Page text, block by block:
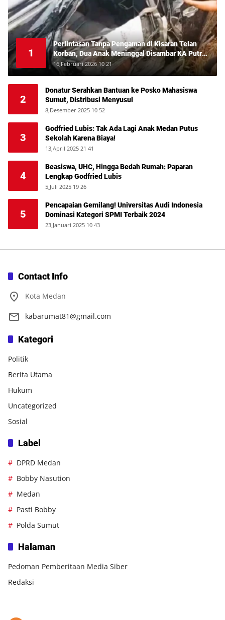
1
Perlintasan Tanpa Pengaman di Kisaran Telan
Korban, Dua Anak Meninggal Disambar KA Putri
Deli
16,Februari 2026 10 21
2
Donatur Serahkan Bantuan ke Posko Mahasiswa
Sumut, Distribusi Menyusul
8,Desember 2025 10 52
3
Godfried Lubis: Tak Ada Lagi Anak Medan Putus
Sekolah Karena Biaya!
13,April 2025 21 41
4
Beasiswa, UHC, Hingga Bedah Rumah: Paparan
Lengkap Godfried Lubis
5,Juli 2025 19 26
5
Pencapaian Gemilang! Universitas Audi Indonesia
Dominasi Kategori SPMI Terbaik 2024
23,Januari 2025 10 43
Contact Info
Kota Medan
kabarumat81@gmail.com
Kategori
Politik
Berita Utama
Hukum
Uncategorized
Sosial
Label
DPRD Medan
Bobby Nasution
Medan
Pasti Bobby
Polda Sumut
Halaman
Pedoman Pemberitaan Media Siber
Redaksi